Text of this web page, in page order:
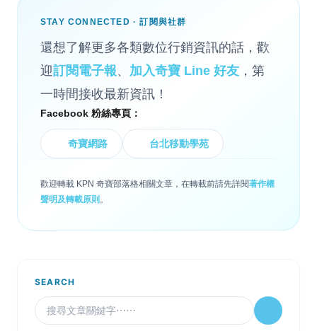
STAY CONNECTED · 訂閱與社群
還想了解更多各類數位行銷資訊的話，歡
迎訂閱電子報、 加入奇寶 Line 好友 ，第
一時間接收最新資訊！
Facebook 粉絲專頁：
奇寶網路 台北移動學苑
歡迎轉載 KPN 奇寶部落格相關文章，在轉載前請先詳閱著作權
聲明及轉載原則 。
SEARCH